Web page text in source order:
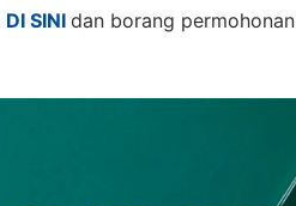
DI SINI dan borang